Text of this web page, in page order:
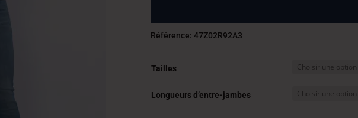
Référence: 47Z02R92A3
Tailles
Longueurs d’entre-jambes